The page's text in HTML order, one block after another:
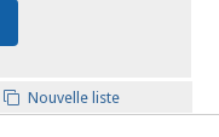
Nouvelle liste